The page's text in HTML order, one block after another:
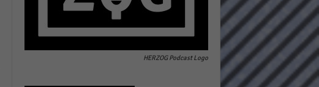
HERZOG Podcast Logo